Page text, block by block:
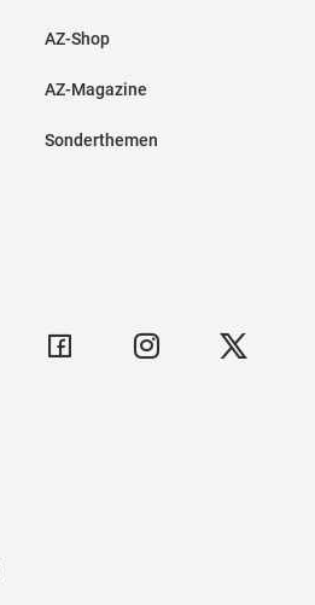
AZ-Shop
AZ-Magazine
Sonderthemen